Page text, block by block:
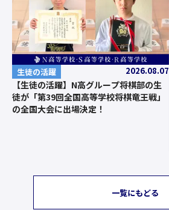
生徒の活躍 2026.08.07
【生徒の活躍】N高グループ将棋部の生
徒が「第39回全国高等学校将棋竜王戦」
の全国大会に出場決定！
一覧にもどる